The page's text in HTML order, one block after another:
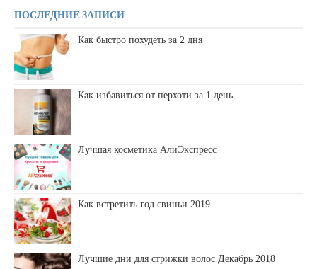
ПОСЛЕДНИЕ ЗАПИСИ
Как быстро похудеть за 2 дня
Как избавиться от перхоти за 1 день
Лучшая косметика АлиЭкспресс
Как встретить год свиньи 2019
Лучшие дни для стрижки волос Декабрь 2018